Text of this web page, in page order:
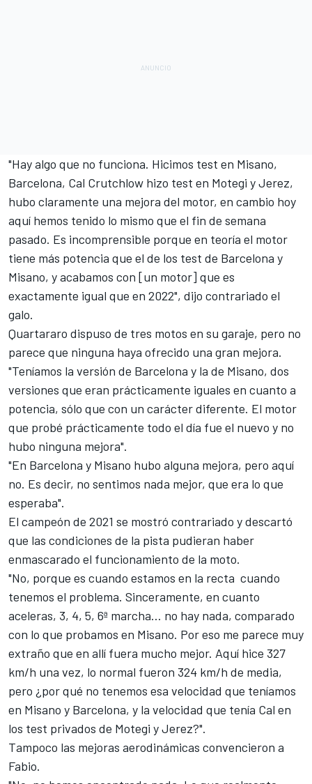
"Hay algo que no funciona. Hicimos test en Misano,
Barcelona, Cal Crutchlow hizo test en Motegi y Jerez,
hubo claramente una mejora del motor, en cambio hoy
aquí hemos tenido lo mismo que el fin de semana
pasado. Es incomprensible porque en teoría el motor
tiene más potencia que el de los test de Barcelona y
Misano, y acabamos con [un motor] que es
exactamente igual que en 2022", dijo contrariado el
galo.
Quartararo dispuso de tres motos en su garaje, pero no
parece que ninguna haya ofrecido una gran mejora.
"Teníamos la versión de Barcelona y la de Misano, dos
versiones que eran prácticamente iguales en cuanto a
potencia, sólo que con un carácter diferente. El motor
que probé prácticamente todo el día fue el nuevo y no
hubo ninguna mejora".
"En Barcelona y Misano hubo alguna mejora, pero aquí
no. Es decir, no sentimos nada mejor, que era lo que
esperaba".
El campeón de 2021 se mostró contrariado y descartó
que las condiciones de la pista pudieran haber
enmascarado el funcionamiento de la moto.
"No, porque es cuando estamos en la recta cuando
tenemos el problema. Sinceramente, en cuanto
aceleras, 3, 4, 5, 6ª marcha... no hay nada, comparado
con lo que probamos en Misano. Por eso me parece muy
extraño que en allí fuera mucho mejor. Aquí hice 327
km/h una vez, lo normal fueron 324 km/h de media,
pero ¿por qué no tenemos esa velocidad que teníamos
en Misano y Barcelona, y la velocidad que tenía Cal en
los test privados de Motegi y Jerez?".
Tampoco las mejoras aerodinámicas convencieron a
Fabio.